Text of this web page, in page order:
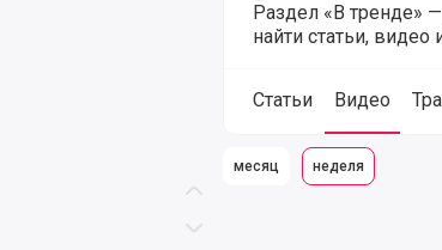
Скролл вниз
Раздел «В тренде»
найти статьи,
Статьи Видео
месяц неделя